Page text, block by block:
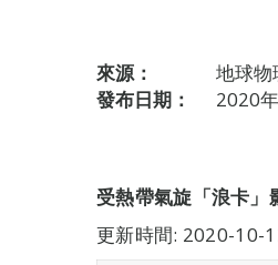
來源：
地球物
發布日期：
2020
受熱帶氣旋「浪卡」
更新時間: 2020-10-